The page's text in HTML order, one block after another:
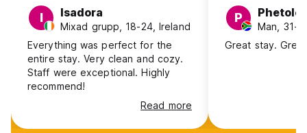
I Isadora
Mixad grupp, 18-24, Ireland
Everything was perfect for the
entire stay. Very clean and cozy.
Staff were exceptional. Highly
recommend!
Read more
P Phetolo
Man, 31-
Great stay.